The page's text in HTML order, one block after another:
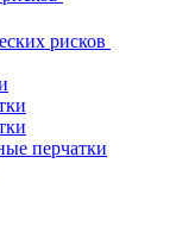
рисков
перчатки